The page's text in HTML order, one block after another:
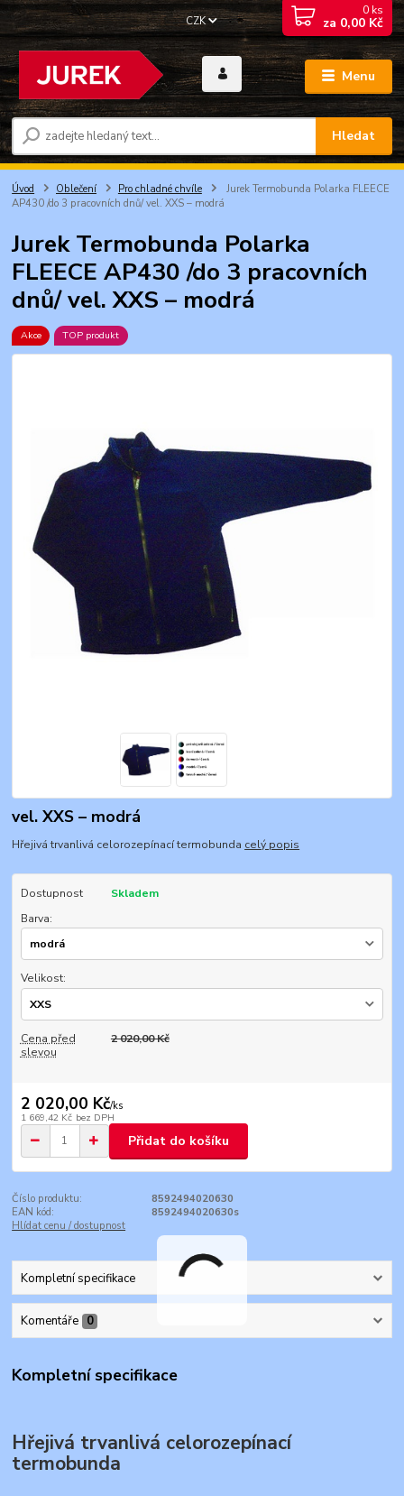
Menu
CZK
Hledat
0 ks
za 0,00 Kč
Úvod Oblečení Pro chladné chvíle
Jurek Termobunda Polarka FLEECE
AP430 /do 3 pracovních dnů/ vel. XXS – modrá
Jurek Termobunda Polarka
FLEECE AP430 /do 3 pracovních
dnů/ vel. XXS – modrá
Akce TOP produkt
vel. XXS – modrá
Hřejivá trvanlivá celorozepínací termobunda celý popis
Dostupnost
Skladem
Barva:
Velikost:
Cena před
slevou
2 020,00 Kč
2 020,00 Kč/ks
1 669,42 Kč bez DPH
Přidat do košíku
Číslo produktu:
8592494020630
EAN kód:
8592494020630s
Hlídat cenu / dostupnost
Kompletní specifikace
Komentáře 0
Kompletní specifikace
Hřejivá trvanlivá celorozepínací
termobunda